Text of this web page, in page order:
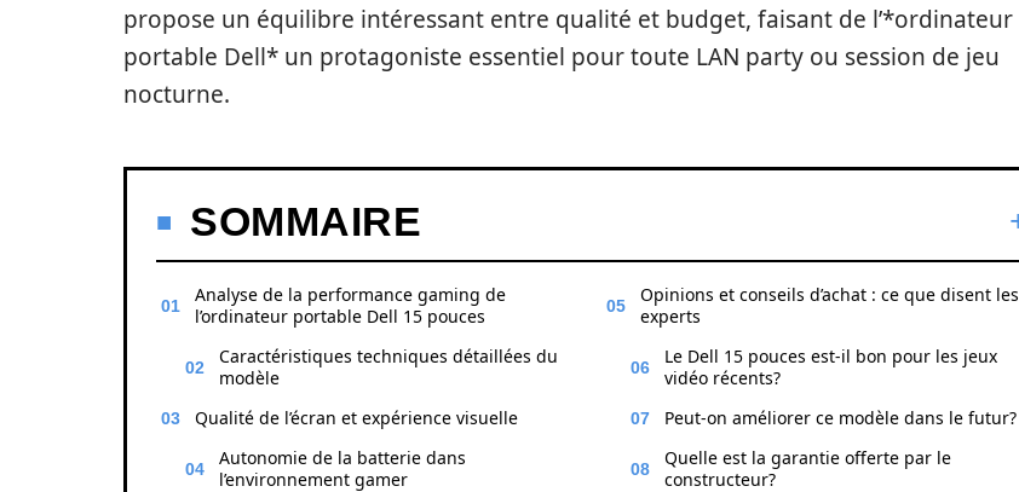
propose un équilibre intéressant entre qualité et budget, faisant de l’*ordinateur
portable Dell* un protagoniste essentiel pour toute LAN party ou session de jeu
nocturne.
SOMMAIRE
Analyse de la performance gaming de
l’ordinateur portable Dell 15 pouces
Caractéristiques techniques détaillées du
modèle
Qualité de l’écran et expérience visuelle
Autonomie de la batterie dans
l’environnement gamer
Opinions et conseils d’achat : ce que disent les
experts
Le Dell 15 pouces est-il bon pour les jeux
vidéo récents?
Peut-on améliorer ce modèle dans le futur?
Quelle est la garantie offerte par le
constructeur?